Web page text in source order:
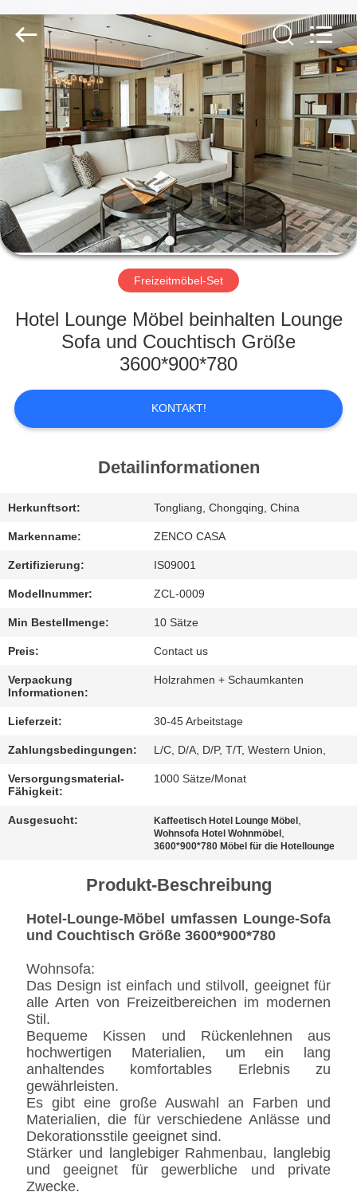
ZU
HAUSE
PRODUKTE
VIDEOS
VR-
ÜBER
WERKSBESICHTIGUNG
QUALITÄTSKONTROLLE
BITTE
UM
EIN
ANGEBOT
SITEMAP
DATENSCHUTZ-
BESTIMMUNGEN
ZENCO.
Rights
Freizeitmöbel-Set
Hotel Lounge Möbel beinhalten Lounge
Sofa und Couchtisch Größe
3600*900*780
KONTAKT!
Detailinformationen
Herkunftsort: Tongliang, Chongqing, China
Markenname: ZENCO CASA
Zertifizierung: IS09001
Modellnummer: ZCL-0009
Min Bestellmenge: 10 Sätze
Preis: Contact us
Verpackung
Informationen:
Holzrahmen + Schaumkanten
Lieferzeit: 30-45 Arbeitstage
Zahlungsbedingungen: L/C, D/A, D/P, T/T, Western Union,
Versorgungsmaterial-
Fähigkeit:
1000 Sätze/Monat
Ausgesucht: Kaffeetisch Hotel Lounge Möbel
Wohnsofa Hotel Wohnmöbel
3600*900*780 Möbel für die Hotellounge
Produkt-Beschreibung
Hotel-Lounge-Möbel umfassen Lounge-Sofa
und Couchtisch Größe 3600*900*780
Wohnsofa:
Das Design ist einfach und stilvoll, geeignet für
alle Arten von Freizeitbereichen im modernen
Stil.
Bequeme Kissen und Rückenlehnen aus
hochwertigen Materialien, um ein lang
anhaltendes komfortables Erlebnis zu
gewährleisten.
Es gibt eine große Auswahl an Farben und
Materialien, die für verschiedene Anlässe und
Dekorationsstile geeignet sind.
Stärker und langlebiger Rahmenbau, langlebig
und geeignet für gewerbliche und private
Zwecke.